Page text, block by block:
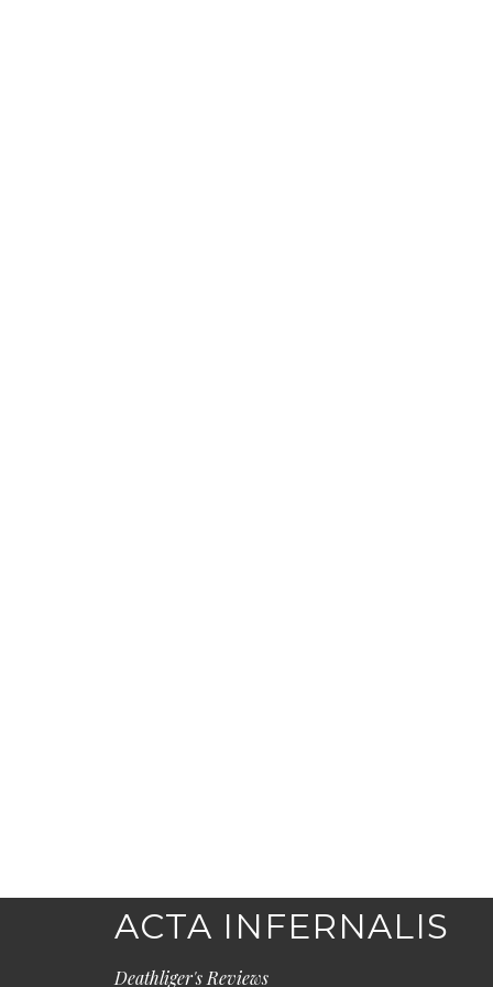
ACTA INFERNALIS
Deathliger's Reviews